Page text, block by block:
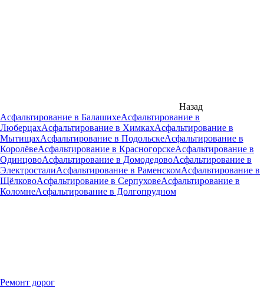
Назад
Асфальтирование в БалашихеАсфальтирование в
ЛюберцахАсфальтирование в ХимкахАсфальтирование в
МытищахАсфальтирование в ПодольскеАсфальтирование в
КоролёвеАсфальтирование в КрасногорскеАсфальтирование в
ОдинцовоАсфальтирование в ДомодедовоАсфальтирование в
ЭлектросталиАсфальтирование в РаменскомАсфальтирование в
ЩёлковоАсфальтирование в СерпуховеАсфальтирование в
КоломнеАсфальтирование в Долгопрудном
Ремонт дорог